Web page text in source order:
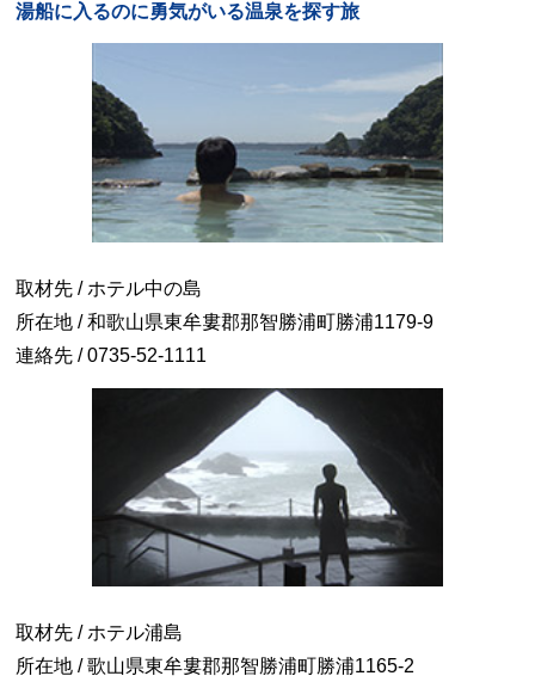
湯船に入るのに勇気がいる温泉を探す旅
取材先 / ホテル中の島
所在地 / 和歌山県東牟婁郡那智勝浦町勝浦1179-9
連絡先 / 0735-52-1111
取材先 / ホテル浦島
所在地 / 歌山県東牟婁郡那智勝浦町勝浦1165-2